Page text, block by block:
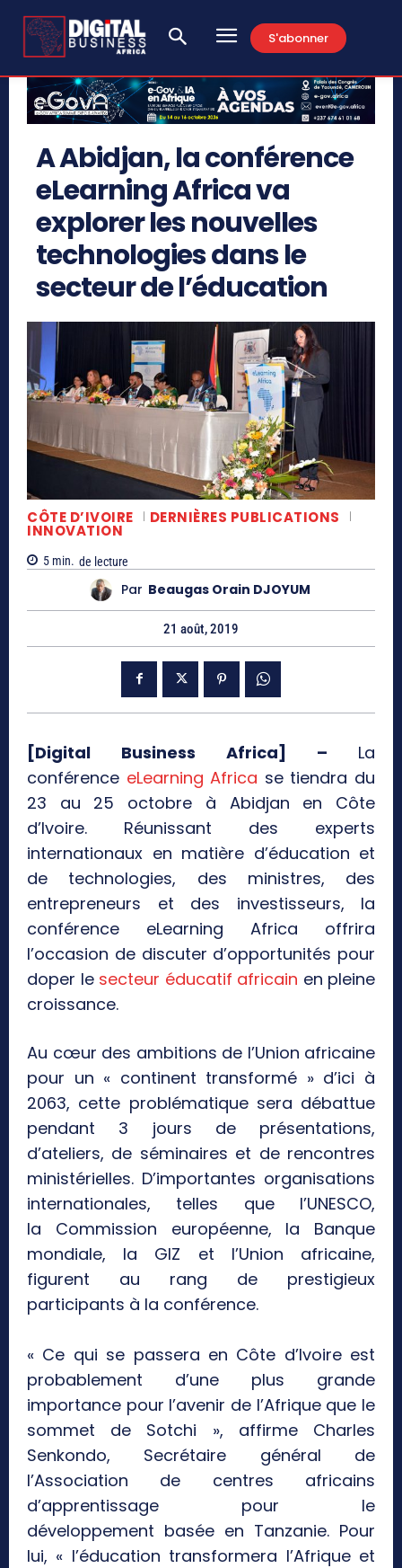
S'abonner
A Abidjan, la conférence
eLearning Africa va
explorer les nouvelles
technologies dans le
secteur de l’éducation
CÔTE D’IVOIRE DERNIÈRES PUBLICATIONS
INNOVATION
5 min. de lecture
Par Beaugas Orain DJOYUM
21 août, 2019
[Digital Business Africa] – La
conférence eLearning Africa se tiendra du
23 au 25 octobre à Abidjan en Côte
d’Ivoire. Réunissant des experts
internationaux en matière d’éducation et
de technologies, des ministres, des
entrepreneurs et des investisseurs, la
conférence eLearning Africa offrira
l’occasion de discuter d’opportunités pour
doper le secteur éducatif africain en pleine
croissance.
Au cœur des ambitions de l’Union africaine
pour un « continent transformé » d’ici à
2063, cette problématique sera débattue
pendant 3 jours de présentations,
d’ateliers, de séminaires et de rencontres
ministérielles. D’importantes organisations
internationales, telles que l’UNESCO,
la Commission européenne, la Banque
mondiale, la GIZ et l’Union africaine,
figurent au rang de prestigieux
participants à la conférence.
« Ce qui se passera en Côte d’Ivoire est
probablement d’une plus grande
importance pour l’avenir de l’Afrique que le
sommet de Sotchi », affirme Charles
Senkondo, Secrétaire général de
l’Association de centres africains
d’apprentissage pour le
développement basée en Tanzanie. Pour
lui, « l’éducation transformera l’Afrique et